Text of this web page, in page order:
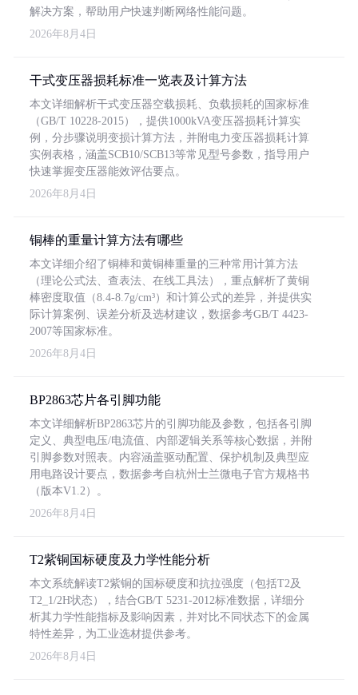
解决方案，帮助用户快速判断网络性能问题。
2026年8月4日
干式变压器损耗标准一览表及计算方法
本文详细解析干式变压器空载损耗、负载损耗的国家标准
（GB/T 10228-2015），提供1000kVA变压器损耗计算实
例，分步骤说明变损计算方法，并附电力变压器损耗计算
实例表格，涵盖SCB10/SCB13等常见型号参数，指导用户
快速掌握变压器能效评估要点。
2026年8月4日
铜棒的重量计算方法有哪些
本文详细介绍了铜棒和黄铜棒重量的三种常用计算方法
（理论公式法、查表法、在线工具法），重点解析了黄铜
棒密度取值（8.4-8.7g/cm³）和计算公式的差异，并提供实
际计算案例、误差分析及选材建议，数据参考GB/T 4423-
2007等国家标准。
2026年8月4日
BP2863芯片各引脚功能
本文详细解析BP2863芯片的引脚功能及参数，包括各引脚
定义、典型电压/电流值、内部逻辑关系等核心数据，并附
引脚参数对照表。内容涵盖驱动配置、保护机制及典型应
用电路设计要点，数据参考自杭州士兰微电子官方规格书
（版本V1.2）。
2026年8月4日
T2紫铜国标硬度及力学性能分析
本文系统解读T2紫铜的国标硬度和抗拉强度（包括T2及
T2_1/2H状态），结合GB/T 5231-2012标准数据，详细分
析其力学性能指标及影响因素，并对比不同状态下的金属
特性差异，为工业选材提供参考。
2026年8月4日